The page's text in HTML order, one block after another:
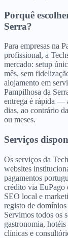
Porquê
Serra?
Para empresas na
profissional, a
mercado: setup
mês, sem
alojamento em
Pampilhosa da
entrega é rápida —
dias, ao contrário
ou meses.
Serviços
Os serviços da
websites
pagamentos
crédito via EuPago
SEO local e
registo de
Servimos todos os
gastronomia,
clínicas e